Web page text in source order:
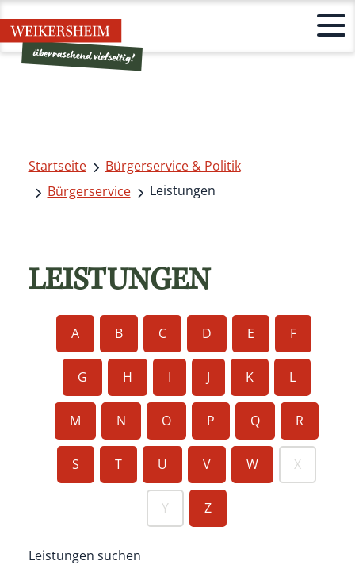
Startseite
Bürgerservice & Politik
Bürgerservice
Leistungen
LEISTUNGEN
A B C D E F
G H I J K L
M N O P Q R
S T U V W X
Y Z
Leistungen suchen